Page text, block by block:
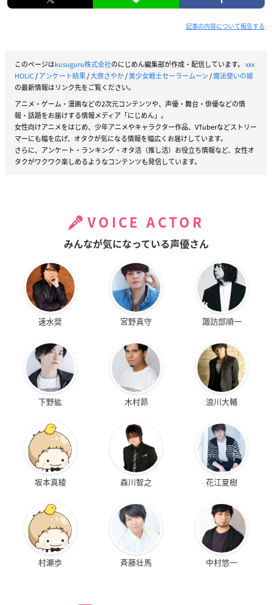
記事の内容について報告する
このページはkusuguru株式会社のにじめん編集部が作成・配信しています。 xxx
HOLiC/アンケート結果/大原さやか/美少女戦士セーラームーン/魔法使いの嫁
の最新情報はリンク先をご覧ください。
アニメ・ゲーム・漫画などの2次元コンテンツや、声優・舞台・俳優などの情
報・話題をお届けする情報メディア「にじめん」。
女性向けアニメをはじめ、少年アニメやキャラクター作品、VTuberなどストリー
マーにも幅を広げ、オタクが気になる情報を幅広くお届けしています。
さらに、アンケート・ランキング・オタ活（推し活）お役立ち情報など、女性オ
タクがワクワク楽しめるようなコンテンツも発信しています。
VOICE ACTOR
みんなが気になっている声優さん
速水奨 宮野真守 諏訪部順一
下野紘 木村昴 浪川大輔
坂本真綾 森川智之 花江夏樹
村瀬歩 斉藤壮馬 中村悠一